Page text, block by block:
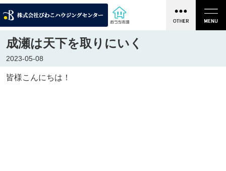
成瀬は天下を取りにいく
2023-05-08
皆様こんにちは！